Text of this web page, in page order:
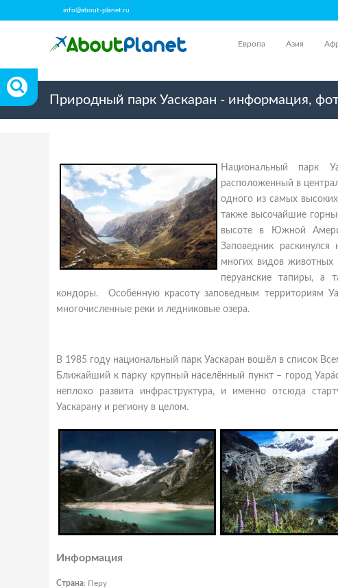
info@about-planet.ru
Европа Азия
Природный парк Уаскаран - информация,
Национальный парк
расположенный в
одного из самых
также высочайшие
высоте в Южной
Заповедник
многих видов животных
перуанские тапиры, а
кондоры. Особенную красоту заповедным территориям
многочисленные реки и ледниковые озера.
В 1985 году национальный парк Уаскаран вошёл в список
Ближайший к парку крупный населённый пункт – город
неплохо развита инфраструктура, и именно отсюда
Уаскарану и региону в целом.
Информация
Страна: Перу